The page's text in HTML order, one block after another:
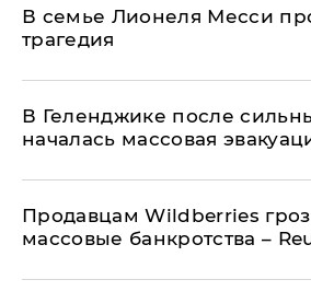
В семье Лионеля Месси
трагедия
В Геленджике после
началась массовая
Продавцам Wildberries
массовые банкротства –